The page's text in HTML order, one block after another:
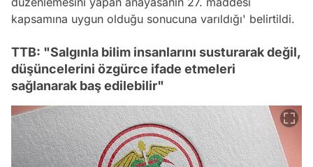
kapsamına uygun olduğu sonucuna varıldığı' belirtildi.
TTB: "Salgınla bilim insanlarını susturarak değil,
düşüncelerini özgürce ifade etmeleri
sağlanarak baş edilebilir"